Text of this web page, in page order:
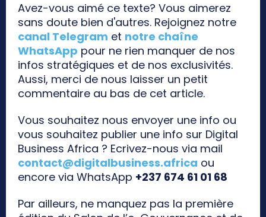
Avez-vous aimé ce texte? Vous aimerez
sans doute bien d'autres. Rejoignez notre
canal Telegram et notre chaîne
WhatsApp pour ne rien manquer de nos
infos stratégiques et de nos exclusivités.
Aussi, merci de nous laisser un petit
commentaire au bas de cet article.
Vous souhaitez nous envoyer une info ou
vous souhaitez publier une info sur Digital
Business Africa ? Ecrivez-nous via mail
contact@digitalbusiness.africa ou
encore via WhatsApp +237 674 61 01 68
Par ailleurs, ne manquez pas la première